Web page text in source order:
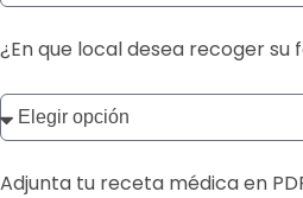
¿En que local desea recoger su
Adjunta tu receta médica en